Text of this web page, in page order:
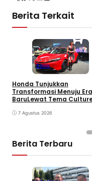
Berita Terkait
Bisnis
Honda Tunjukkan
Transformasi Menuju Era
BaruLewat Tema
7 Agustus 2026
Berita Terbaru